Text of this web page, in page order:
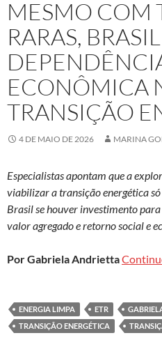
MESMO COM
RARAS,
ECONÔMICA
TRANSIÇÃO
4 DE MAIO DE 2026 MARINA
Especialistas apontam que a
viabilizar a transição energética
Brasil se houver investimento
valor agregado e retorno social e
Por Gabriela Andrietta
ENERGIA LIMPA ETR
TRANSIÇÃO ENERGÉTICA